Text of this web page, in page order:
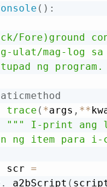
( ) :
ulat/mag-log sa
ng program.
trace ( *args , **
""" I-print ang
ng item para i-
        scr
=
. _a2bScript (